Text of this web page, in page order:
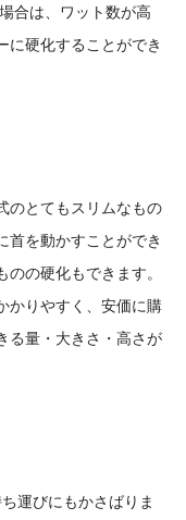
合は、ワット数が高
に硬化することができ
のとてもスリムなもの
首を動かすことができ
の硬化もできます。
かりやすく、安価に購
る量・大きさ・高さが
運びにもかさばりま